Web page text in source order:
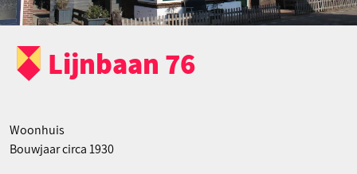
Lijnbaan 76
Woonhuis
Bouwjaar circa 1930